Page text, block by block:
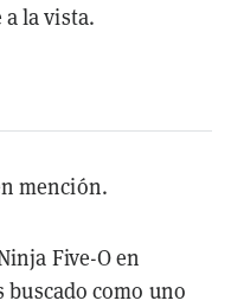
la vista.
mención.
Five-O en
buscado como uno